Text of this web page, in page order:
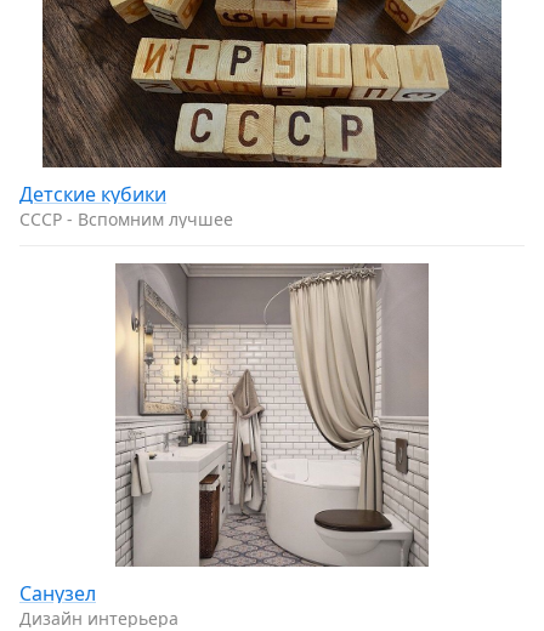
Детcкие кyбики
CCCP - Вспомним лучшее
Санузел
Дизайн интерьера